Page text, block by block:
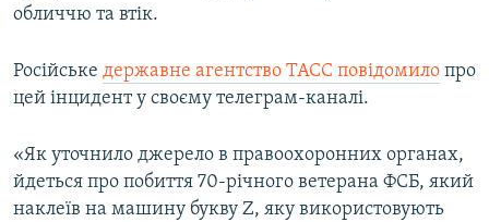
обличчю та втік.
Російське державне агентство ТАСС повідомило про
цей інцидент у своєму телеграм-каналі.
«Як уточнило джерело в правоохоронних органах,
йдеться про побиття 70-річного ветерана ФСБ, який
наклеїв на машину букву Z, яку використовують